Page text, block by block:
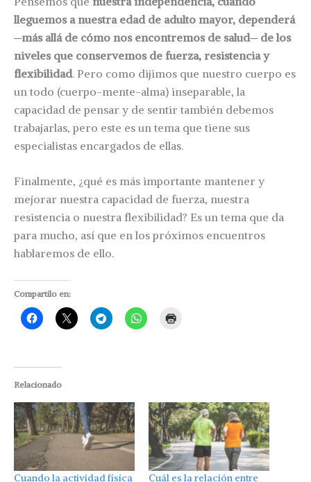
lleguemos a nuestra edad de adulto mayor, dependerá
─más allá de cómo nos encontremos de salud─ de los
niveles que conservemos de fuerza, resistencia y
flexibilidad. Pero como dijimos que nuestro cuerpo es
un todo (cuerpo-mente-alma) inseparable, la
capacidad de pensar y de sentir también debemos
trabajarlas, pero este es un tema que tiene sus
especialistas encargados de ellas.
Finalmente, ¿qué es más importante mantener y
mejorar nuestra capacidad de fuerza, nuestra
resistencia o nuestra flexibilidad? Es un tema que da
para mucho, así que en los próximos encuentros
hablaremos de ello.
Compartilo en:
Relacionado
Cuando la actividad física
Cuál es la relación entre